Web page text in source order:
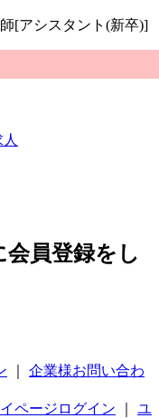
[アシスタント(新卒)]
員登録をし
企業様お問い合わ
ページログイン
ユ